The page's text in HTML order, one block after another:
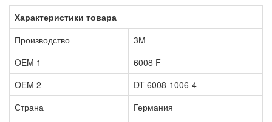
Характеристики товара
Производство
3M
OEM 1
6008 F
OEM 2
DT-6008-1006-4
Страна
Германия